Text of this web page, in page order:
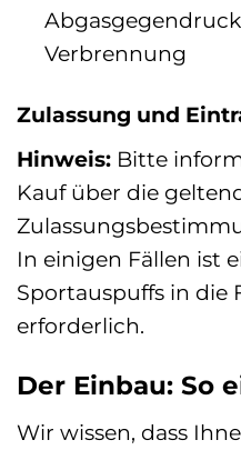
Verbrennung
Zulassung und
Hinweis: Bitte
Kauf über die
In einigen Fällen ist
Sportauspuffs in die
erforderlich.
Der Einbau: So
Wir wissen, dass